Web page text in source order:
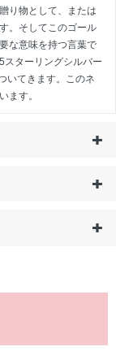
り物として、または
。そしてこのゴール
な意味を持つ言葉で
スターリングシルバー
いてきます。このネ
ます。